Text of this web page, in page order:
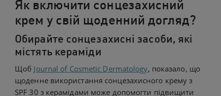
Як включити сонцезахисний
крем у свій щоденний догляд?
Обирайте сонцезахисні засоби, які
містять кераміди
Щоб Journal of Cosmetic Dermatology, показало, що
щоденне використання сонцезахисного крему з
SPF 30 з керамідами може допомогти підвищити